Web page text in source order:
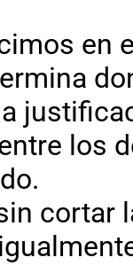
en
los
cortar